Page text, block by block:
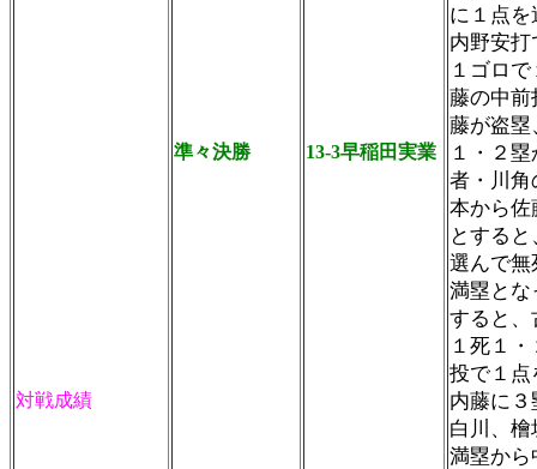
対戦成績
準々決勝 13-3早稲田実業
に１点
内野安
１ゴロ
藤の中前
藤が盗塁
１・２
者・川角
本から佐
とする
選んで無
満塁とな
すると、
１死１
投で１点
内藤に
白川、
満塁か